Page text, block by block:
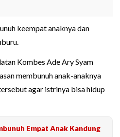
keempat anaknya dan
Kombes Ade Ary Syam
membunuh anak-anaknya
agar istrinya bisa hidup
Empat Anak Kandung